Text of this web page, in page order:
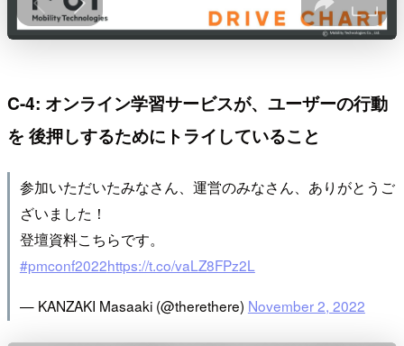
C-4: オンライン学習サービスが、ユーザーの行動
を 後押しするためにトライしていること
参加いただいたみなさん、運営のみなさん、ありがとうご
ざいました！
登壇資料こちらです。
#pmconf2022https://t.co/vaLZ8FPz2L
— KANZAKI Masaaki (@therethere) November 2, 2022